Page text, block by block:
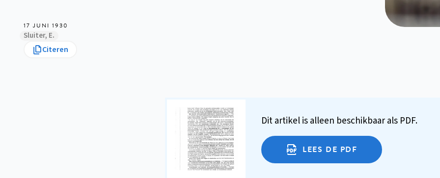
17 JUNI 1930
Sluiter, E.
Citeren
Dit artikel is alleen beschikbaar als PDF.
LEES DE PDF